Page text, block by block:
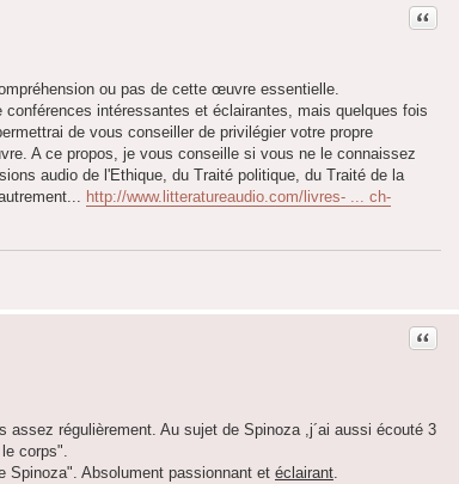
Citation
ou pas de cette œuvre essentielle.
intéressantes et éclairantes, mais quelques fois
de vous conseiller de privilégier votre propre
A ce propos, je vous conseille si vous ne le connaissez
audio de l'Ethique, du Traité politique, du Traité de la
http://www.litteratureaudio.com/livres- ... ch-
Citation
régulièrement. Au sujet de Spinoza ,j´ai aussi écouté 3
corps".
Spinoza". Absolument passionnant et éclairant.